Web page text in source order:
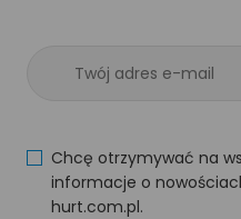
Chcę otrzymywać na
informacje o
hurt.com.pl.